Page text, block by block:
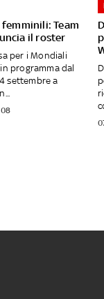
Team
il roster
per i Mondiali
programma dal
settembre a